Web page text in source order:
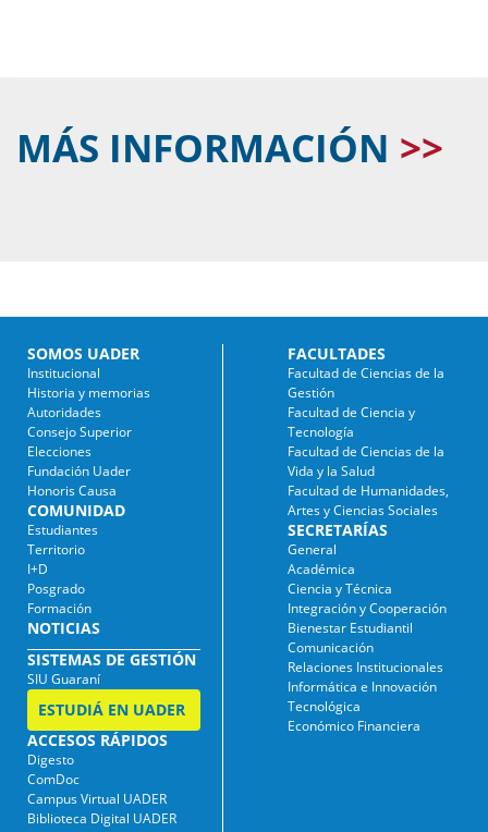
MÁS INFORMACIÓN
SOMOS UADER
Institucional
Historia y memorias
Autoridades
Consejo Superior
Elecciones
Fundación Uader
Honoris Causa
COMUNIDAD
Estudiantes
Territorio
I+D
Posgrado
Formación
NOTICIAS
SISTEMAS DE GESTIÓN
SIU Guaraní
ESTUDIÁ EN UADER
ACCESOS RÁPIDOS
Digesto
ComDoc
Campus Virtual UADER
Biblioteca Digital UADER
FACULTADES
Facultad de Ciencias de la
Gestión
Facultad de Ciencia y
Tecnología
Facultad de Ciencias de la
Vida y la Salud
Facultad de Humanidades,
Artes y Ciencias Sociales
SECRETARÍAS
General
Académica
Ciencia y Técnica
Integración y Cooperación
Bienestar Estudiantil
Comunicación
Relaciones Institucionales
Informática e Innovación
Tecnológica
Económico Financiera